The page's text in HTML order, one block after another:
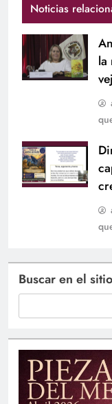
Noticias
la
Buscar en el sitio